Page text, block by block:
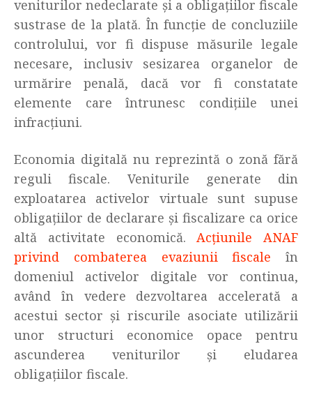
veniturilor nedeclarate și a obligațiilor fiscale
sustrase de la plată. În funcție de concluziile
controlului, vor fi dispuse măsurile legale
necesare, inclusiv sesizarea organelor de
urmărire penală, dacă vor fi constatate
elemente care întrunesc condițiile unei
infracțiuni.
Economia digitală nu reprezintă o zonă fără
reguli fiscale. Veniturile generate din
exploatarea activelor virtuale sunt supuse
obligațiilor de declarare și fiscalizare ca orice
altă activitate economică.Acțiunile ANAF
privind combaterea evaziunii fiscale în
domeniul activelor digitale vor continua,
având în vedere dezvoltarea accelerată a
acestui sector și riscurile asociate utilizării
unor structuri economice opace pentru
ascunderea veniturilor și eludarea
obligațiilor fiscale.